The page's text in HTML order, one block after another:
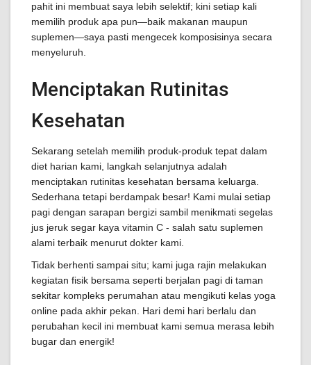
pahit ini membuat saya lebih selektif; kini setiap kali
memilih produk apa pun—baik makanan maupun
suplemen—saya pasti mengecek komposisinya secara
menyeluruh.
Menciptakan Rutinitas
Kesehatan
Sekarang setelah memilih produk-produk tepat dalam
diet harian kami, langkah selanjutnya adalah
menciptakan rutinitas kesehatan bersama keluarga.
Sederhana tetapi berdampak besar! Kami mulai setiap
pagi dengan sarapan bergizi sambil menikmati segelas
jus jeruk segar kaya vitamin C - salah satu suplemen
alami terbaik menurut dokter kami.
Tidak berhenti sampai situ; kami juga rajin melakukan
kegiatan fisik bersama seperti berjalan pagi di taman
sekitar kompleks perumahan atau mengikuti kelas yoga
online pada akhir pekan. Hari demi hari berlalu dan
perubahan kecil ini membuat kami semua merasa lebih
bugar dan energik!